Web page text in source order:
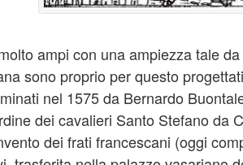
ampi con una ampiezza tale
sono proprio per questo
nel 1575 da Bernardo
dei cavalieri Santo Stefano da
dei frati francescani (oggi